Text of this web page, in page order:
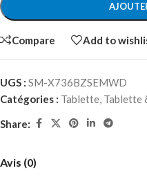
Compare Add to
UGS : SM-X736BZSEMWD
Catégories : Tablette, Tablette
Share:
Avis (0)